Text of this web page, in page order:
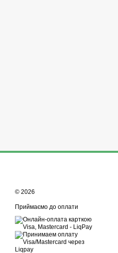
© 2026
Приймаємо до оплати